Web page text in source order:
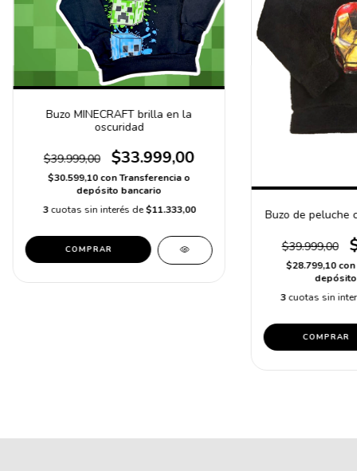
Buzo MINECRAFT brilla en la
oscuridad
$39.999,00 $33.999,00
$30.599,10conTransferencia o
depósito bancario
3 cuotas sin interés de$11.333,00
COMPRAR
Buzo de peluche
$39.999,00
$28.799,10con
3cuotas sin
COMPRAR